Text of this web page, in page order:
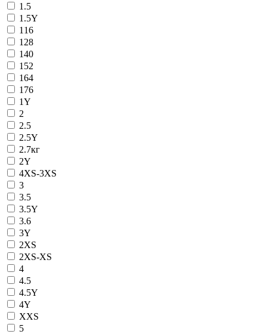
1.5
1.5Y
116
128
140
152
164
176
1Y
2
2.5
2.5Y
2.7кг
2Y
4XS-3XS
3
3.5
3.5Y
3.6
3Y
2XS
2XS-XS
4
4.5
4.5Y
4Y
XXS
5